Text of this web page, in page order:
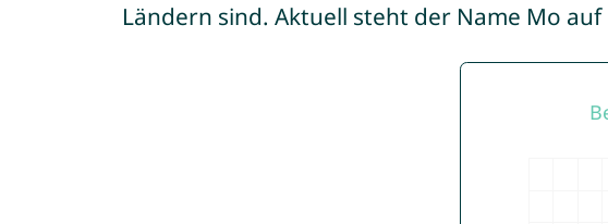
Ländern sind. Aktuell steht der Name Mo auf